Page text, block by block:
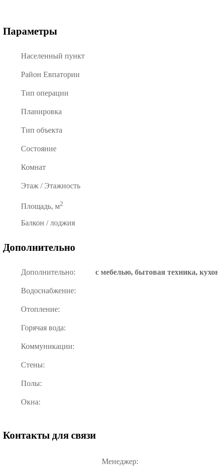
Параметры
Населенный пункт
Район Евпатории
Тип операции
Планировка
Тип объекта
Состояние
Комнат
Этаж / Этажность
Площадь, м2
Балкон / лоджия
Дополнительно
Дополнительно: с мебелью, бытовая техника,
Водоснабжение:
Отопление:
Горячая вода:
Коммуникации:
Стены:
Полы:
Окна:
Контакты для связи
Менеджер: